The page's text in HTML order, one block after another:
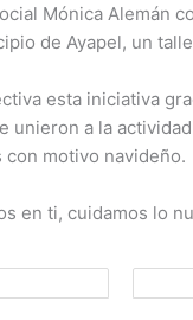
Mónica Alemán
de Ayapel, un
esta iniciativa
unieron a la
con motivo navideño.
en ti, cuidamos lo